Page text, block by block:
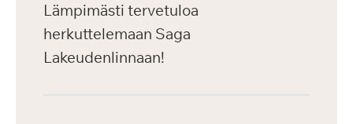
Lämpimästi tervetuloa
herkuttelemaan Saga
Lakeudenlinnaan!